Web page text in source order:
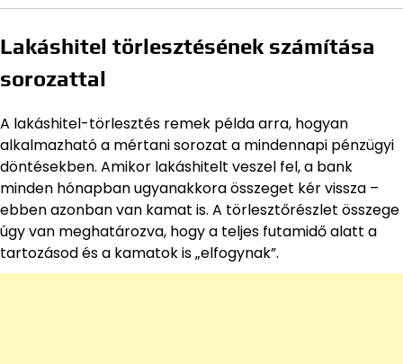
Lakáshitel törlesztésének számítása
sorozattal
A lakáshitel-törlesztés remek példa arra, hogyan
alkalmazható a mértani sorozat a mindennapi pénzügyi
döntésekben. Amikor lakáshitelt veszel fel, a bank
minden hónapban ugyanakkora összeget kér vissza –
ebben azonban van kamat is. A törlesztőrészlet összege
úgy van meghatározva, hogy a teljes futamidő alatt a
tartozásod és a kamatok is „elfogynak”.